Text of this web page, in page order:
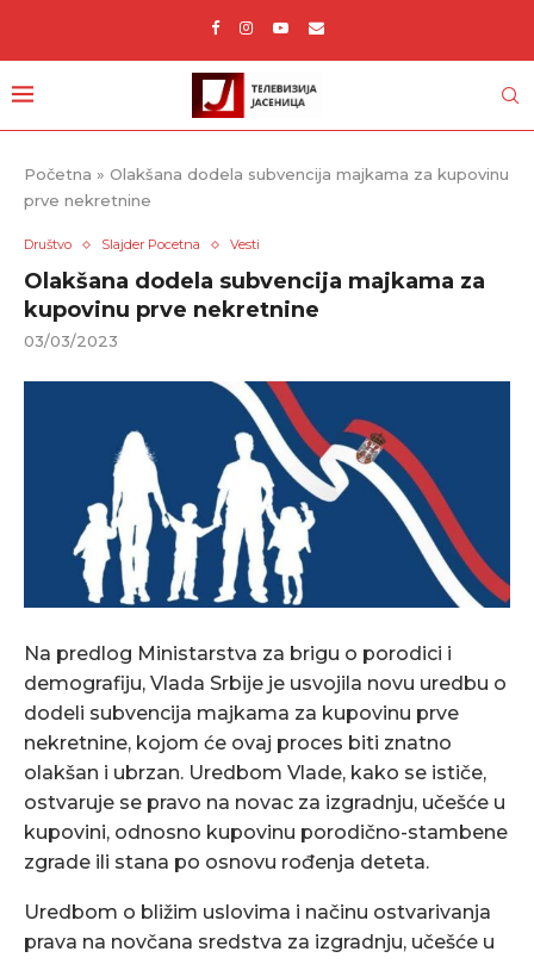
Početna » Olakšana dodela subvencija majkama za kupovinu
prve nekretnine
Društvo Slajder Pocetna Vesti
Olakšana dodela subvencija majkama za
kupovinu prve nekretnine
03/03/2023
Na predlog Ministarstva za brigu o porodici i
demografiju, Vlada Srbije je usvojila novu uredbu o
dodeli subvencija majkama za kupovinu prve
nekretnine, kojom će ovaj proces biti znatno
olakšan i ubrzan. Uredbom Vlade, kako se ističe,
ostvaruje se pravo na novac za izgradnju, učešće u
kupovini, odnosno kupovinu porodično-stambene
zgrade ili stana po osnovu rođenja deteta.
Uredbom o bližim uslovima i načinu ostvarivanja
prava na novčana sredstva za izgradnju, učešće u